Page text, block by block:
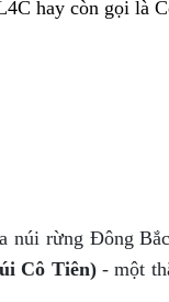
hay còn gọi là
núi rừng Đông
Cô Tiên)- một